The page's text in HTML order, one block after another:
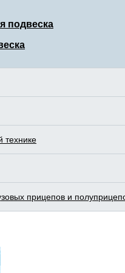
подвеска
технике
прицепов и